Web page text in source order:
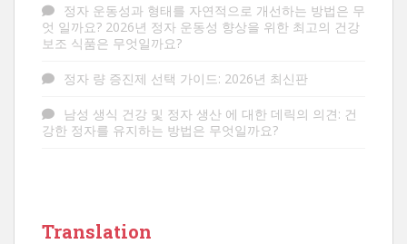
정자 운동성과 형태를 자연적으로 개선하는 방법은 무
엇 일까요? 2026년 정자 운동성 향상을 위한 최고의 건강
보조 식품은 무엇일까요?
정자 량 증진제 선택 가이드: 2026년 최신판
남성 생식 건강 및 정자 생산 에 대한 데릭의 의견: 건
강한 정자를 유지하는 방법은 무엇일까요?
Translation